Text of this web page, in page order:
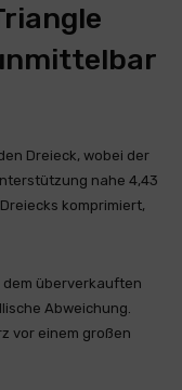
Dreieck, wobei der
nahe 4,43
komprimiert,
dem überverkauften
Abweichung.
vor einem großen